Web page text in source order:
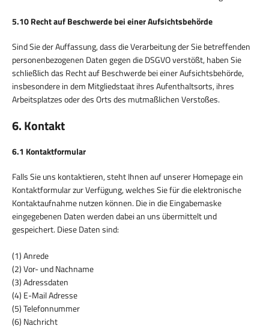
5.10 Recht auf Beschwerde bei einer Aufsichtsbehörde
Sind Sie der Auffassung, dass die Verarbeitung der Sie betreffenden
personenbezogenen Daten gegen die DSGVO verstößt, haben Sie
schließlich das Recht auf Beschwerde bei einer Aufsichtsbehörde,
insbesondere in dem Mitgliedstaat ihres Aufenthaltsorts, ihres
Arbeitsplatzes oder des Orts des mutmaßlichen Verstoßes.
6. Kontakt
6.1 Kontaktformular
Falls Sie uns kontaktieren, steht Ihnen auf unserer Homepage ein
Kontaktformular zur Verfügung, welches Sie für die elektronische
Kontaktaufnahme nutzen können. Die in die Eingabemaske
eingegebenen Daten werden dabei an uns übermittelt und
gespeichert. Diese Daten sind:
(1) Anrede
(2) Vor- und Nachname
(3) Adressdaten
(4) E-Mail Adresse
(5) Telefonnummer
(6) Nachricht